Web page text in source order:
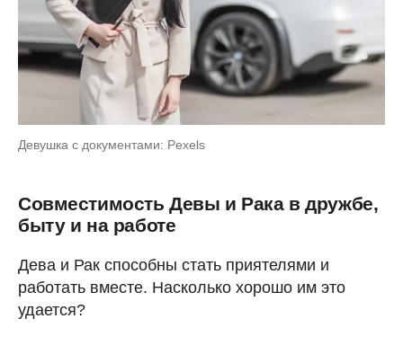
Девушка с документами: Pexels
Совместимость Девы и Рака в дружбе,
быту и на работе
Дева и Рак способны стать приятелями и
работать вместе. Насколько хорошо им это
удается?